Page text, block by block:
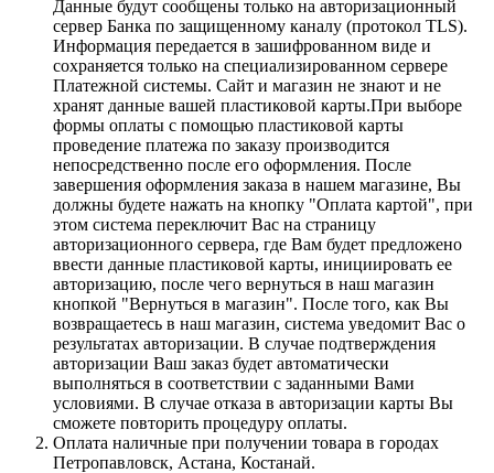
Данные будут сообщены только на авторизационный
сервер Банка по защищенному каналу (протокол TLS).
Информация передается в зашифрованном виде и
сохраняется только на специализированном сервере
Платежной системы. Сайт и магазин не знают и не
хранят данные вашей пластиковой карты.При выборе
формы оплаты с помощью пластиковой карты
проведение платежа по заказу производится
непосредственно после его оформления. После
завершения оформления заказа в нашем магазине, Вы
должны будете нажать на кнопку "Оплата картой", при
этом система переключит Вас на страницу
авторизационного сервера, где Вам будет предложено
ввести данные пластиковой карты, инициировать ее
авторизацию, после чего вернуться в наш магазин
кнопкой "Вернуться в магазин". После того, как Вы
возвращаетесь в наш магазин, система уведомит Вас о
результатах авторизации. В случае подтверждения
авторизации Ваш заказ будет автоматически
выполняться в соответствии с заданными Вами
условиями. В случае отказа в авторизации карты Вы
сможете повторить процедуру оплаты.
Оплата наличные при получении товара в городах
Петропавловск, Астана, Костанай.